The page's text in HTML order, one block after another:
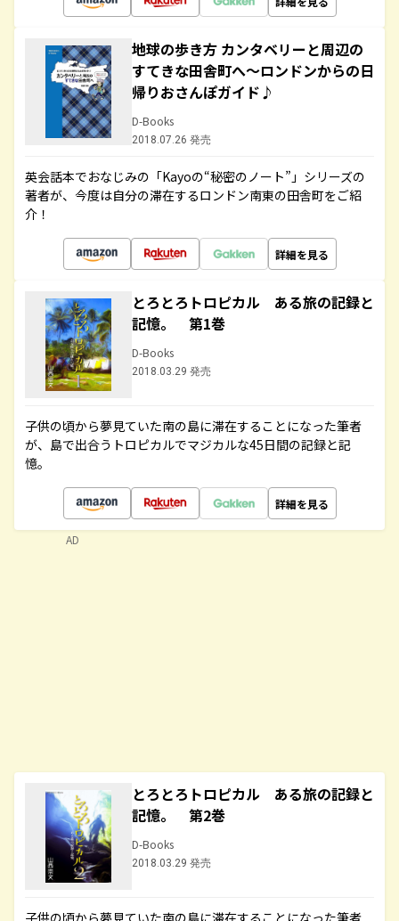
地球の歩き方 カンタベリーと周辺の
すてきな田舎町へ～ロンドンからの日
帰りおさんぽガイド♪
D-Books
2018.07.26 発売
英会話本でおなじみの「Kayoの“秘密のノート”」シリーズの
著者が、今度は自分の滞在するロンドン南東の田舎町をご紹
介！
詳細を見る
とろとろトロピカル ある旅の記録と
記憶。 第1巻
D-Books
2018.03.29 発売
子供の頃から夢見ていた南の島に滞在することになった筆者
が、島で出合うトロピカルでマジカルな45日間の記録と記
憶。
詳細を見る
とろとろトロピカル ある旅の記録と
記憶。 第2巻
D-Books
2018.03.29 発売
子供の頃から夢見ていた南の島に滞在することになった筆者
AD